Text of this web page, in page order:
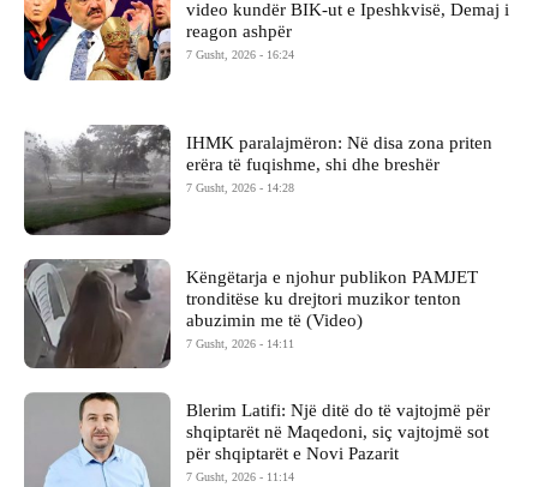
video kundër BIK-ut e Ipeshkvisë, Demaj i
reagon ashpër
7 Gusht, 2026 - 16:24
IHMK paralajmëron: Në disa zona priten
erëra të fuqishme, shi dhe breshër
7 Gusht, 2026 - 14:28
Këngëtarja e njohur publikon PAMJET
tronditëse ku drejtori muzikor tenton
abuzimin me të (Video)
7 Gusht, 2026 - 14:11
Blerim Latifi: Një ditë do të vajtojmë për
shqiptarët në Maqedoni, siç vajtojmë sot
për shqiptarët e Novi Pazarit
7 Gusht, 2026 - 11:14